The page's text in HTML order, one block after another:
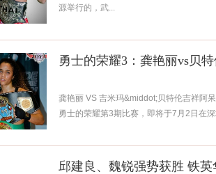
源举行的，武...
勇士的荣耀3：龚艳丽vs贝
龚艳丽 VS 吉米玛&middot;贝特伦吉祥阿
勇士的荣耀第3期比赛，即将于7月2日在
邱建良、魏锐强势获胜 铁